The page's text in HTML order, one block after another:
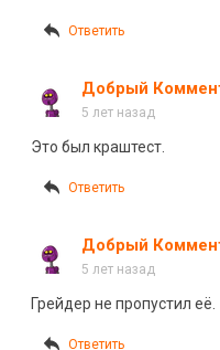
Ответить
Добрый
5 лет назад
Это был краштест.
Ответить
Добрый
5 лет назад
Грейдер не пропустил её.
Ответить